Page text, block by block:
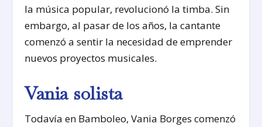
la música popular, revolucionó la timba. Sin
embargo, al pasar de los años, la cantante
comenzó a sentir la necesidad de emprender
nuevos proyectos musicales.
Vania solista
Todavía en Bamboleo, Vania Borges comenzó